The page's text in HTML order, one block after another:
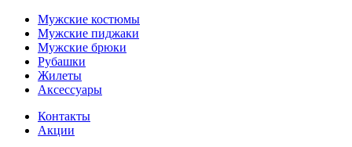
Мужские костюмы
Мужские пиджаки
Мужские брюки
Рубашки
Жилеты
Аксессуары
Контакты
Акции